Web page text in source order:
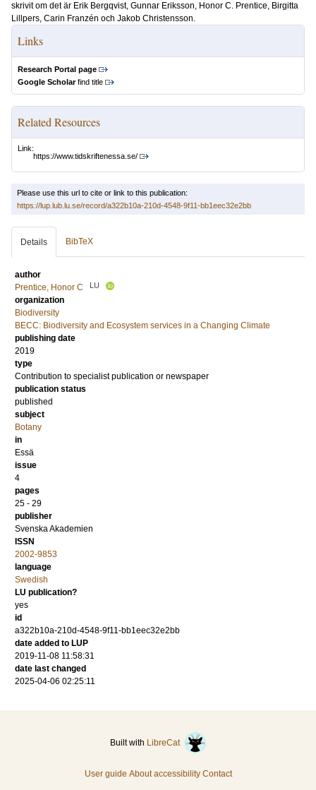
skrivit om det är Erik Bergqvist, Gunnar Eriksson, Honor C. Prentice, Birgitta
Lillpers, Carin Franzén och Jakob Christensson.
Links
Research Portal page
Google Scholarfind title
Related Resources
Link:
https://www.tidskriftenessa.se/
Please use this url to cite or link to this publication:
https://lup.lub.lu.se/record/a322b10a-210d-4548-9f11-bb1eec32e2bb
Details BibTeX
author
Prentice, Honor C
LU
organization
Biodiversity
BECC: Biodiversity and Ecosystem services in a Changing Climate
publishing date
2019
type
Contribution to specialist publication or newspaper
publication status
published
subject
Botany
in
Essä
issue
4
pages
25 - 29
publisher
Svenska Akademien
ISSN
2002-9853
language
Swedish
LU publication?
yes
id
a322b10a-210d-4548-9f11-bb1eec32e2bb
date added to LUP
2019-11-08 11:58:31
date last changed
2025-04-06 02:25:11
Built with LibreCat
User guide About accessibility Contact